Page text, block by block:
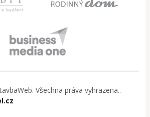
Všechna práva vyhrazena..